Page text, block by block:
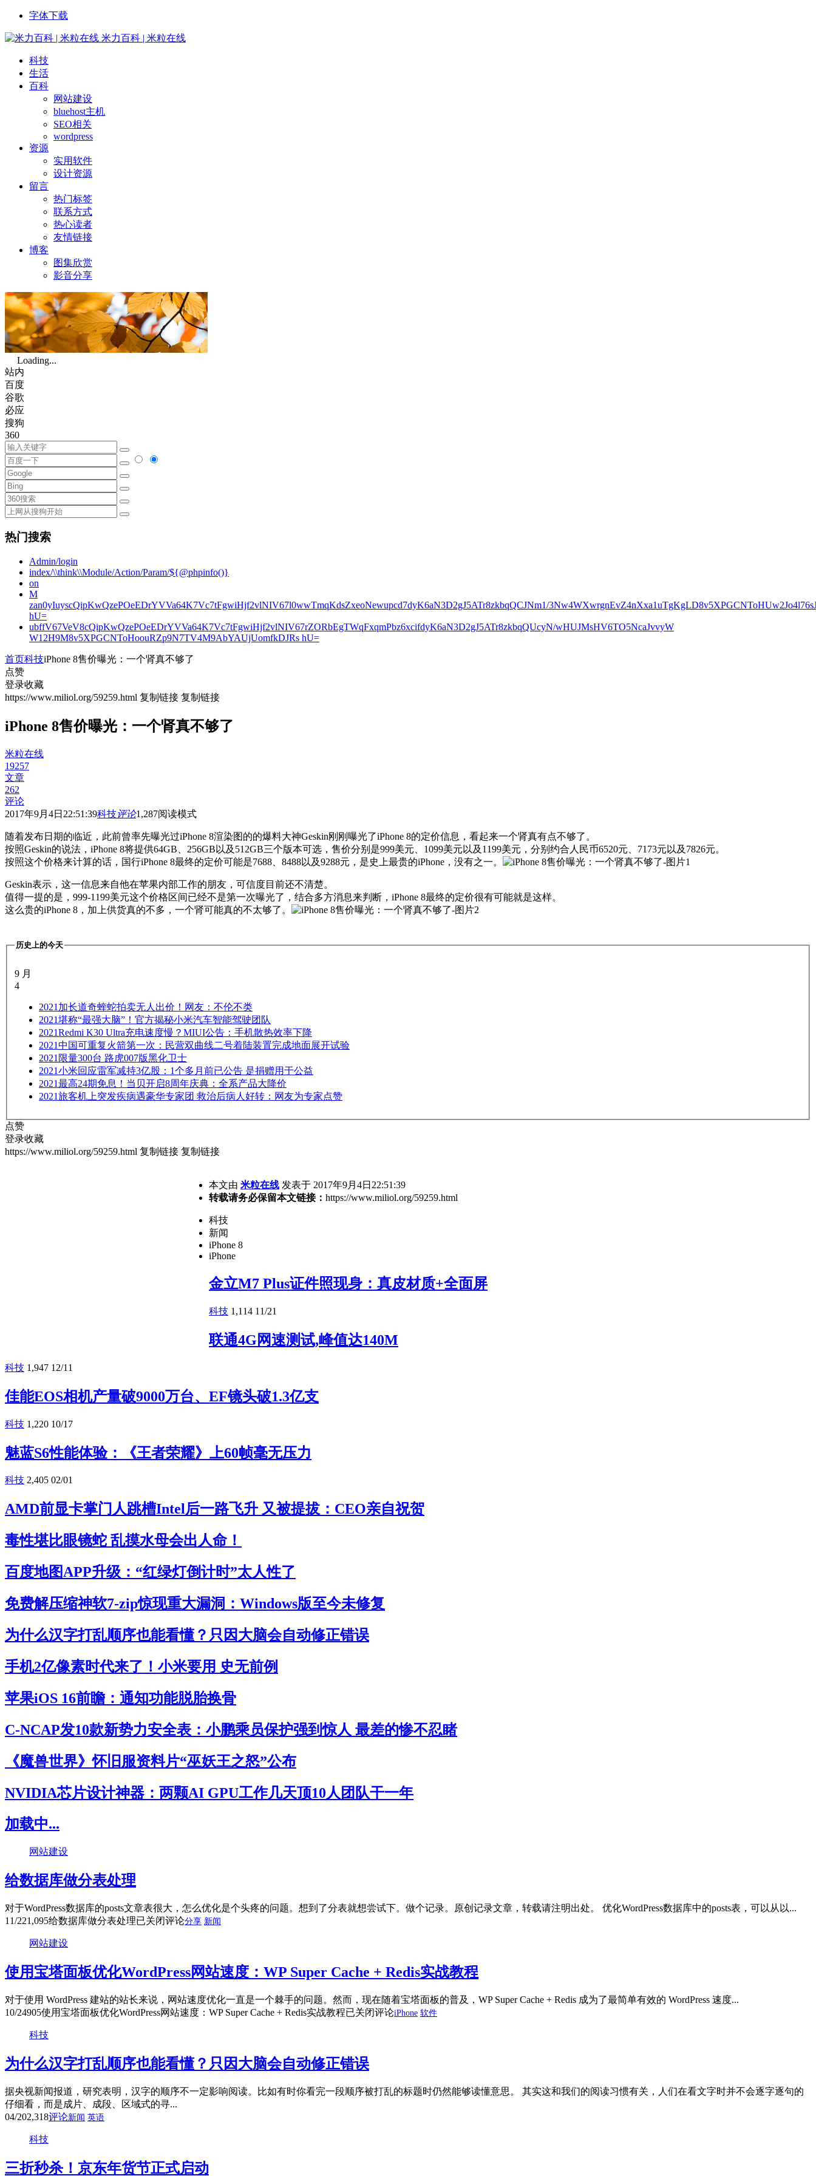
字体下载
米力百科 | 米粒在线
科技
生活
百科
网站建设
bluehost主机
SEO相关
wordpress
资源
实用软件
设计资源
留言
热门标签
联系方式
热心读者
友情链接
博客
图集欣赏
影音分享
Loading...
站内
百度
谷歌
必应
搜狗
360
热门搜索
Admin/login
index/\\think\\Module/Action/Param/${@phpinfo()}
on
M
zan0yIuyscQipKwQzePOeEDrYVVa64K7Vc7tFgwiHjf2vlNIV67l0wwTmqKdsZxeoNewupcd7dyK6aN3D2gJ5ATr8zkbqQCJNm1/
hU=
ubffV67VeV8cQipKwQzePOeEDrYVVa64K7Vc7tFgwiHjf2vlNIV67rZORbEgTWqFxqmPbz6xcifdyK6aN3D2gJ5ATr8zkbqQUcyN/wHUJMsHV6TO5NcaJvvyW
W12H9M8v5XPGCNToHoouRZp9N7TV4M9AbYAUjUomfkDJRs hU=
首页科技iPhone 8售价曝光：一个肾真不够了
点赞
登录收藏
https://www.miliol.org/59259.html 复制链接 复制链接
iPhone 8售价曝光：一个肾真不够了
米粒在线
19257
文章
262
评论
2017年9月4日22:51:39科技评论1,287阅读模式
随着发布日期的临近，此前曾率先曝光过iPhone 8渲染图的的爆料大神Geskin刚刚曝光了iPhone 8的定价信息，看起来一个肾真有点不够了。
按照Geskin的说法，iPhone 8将提供64GB、256GB以及512GB三个版本可选，售价分别是999美元、1099美元以及1199美元，分别约合人民币6520元、7173元以及7826元。
按照这个价格来计算的话，国行iPhone 8最终的定价可能是7688、8488以及9288元，是史上最贵的iPhone，没有之一。
Geskin表示，这一信息来自他在苹果内部工作的朋友，可信度目前还不清楚。
值得一提的是，999-1199美元这个价格区间已经不是第一次曝光了，结合多方消息来判断，iPhone 8最终的定价很有可能就是这样。
这么贵的iPhone 8，加上供货真的不多，一个肾可能真的不太够了。
历史上的今天
9 月
4
2021 加长道奇蝰蛇拍卖无人出价！网友：不伦不类
2021堪称“最强大脑”！官方揭秘小米汽车智能驾驶团队
2021Redmi K30 Ultra充电速度慢？MIUI公告：手机散热效率下降
2021中国可重复火箭第一次：民营双曲线二号着陆装置完成地面展开试验
2021 限量300台 路虎007版黑化卫士
2021小米回应雷军减持3亿股：1个多月前已公告 是捐赠用于公益
2021最高24期免息！当贝开启8周年庆典：全系产品大降价
2021旅客机上突发疾病遇豪华专家团 救治后病人好转：网友为专家点赞
点赞
登录收藏
https://www.miliol.org/59259.html 复制链接 复制链接
本文由 米粒在线 发表于 2017年9月4日22:51:39
转载请务必保留本文链接： https://www.miliol.org/59259.html
科技
新闻
iPhone 8
iPhone
金立M7 Plus证件照现身：真皮材质+全面屏
科技 1,114 11/21
联通4G网速测试,峰值达140M
科技 1,947 12/11
佳能EOS相机产量破9000万台、EF镜头破1.3亿支
科技 1,220 10/17
魅蓝S6性能体验：《王者荣耀》上60帧毫无压力
科技 2,405 02/01
AMD前显卡掌门人跳槽Intel后一路飞升 又被提拔：CEO亲自祝贺
毒性堪比眼镜蛇 乱摸水母会出人命！
百度地图APP升级：“红绿灯倒计时”太人性了
免费解压缩神软7-zip惊现重大漏洞：Windows版至今未修复
为什么汉字打乱顺序也能看懂？只因大脑会自动修正错误
手机2亿像素时代来了！小米要用 史无前例
苹果iOS 16前瞻：通知功能脱胎换骨
C-NCAP发10款新势力安全表：小鹏乘员保护强到惊人 最差的惨不忍睹
《魔兽世界》怀旧服资料片“巫妖王之怒”公布
NVIDIA芯片设计神器：两颗AI GPU工作几天顶10人团队干一年
加载中...
网站建设
给数据库做分表处理
对于WordPress数据库的posts文章表很大，怎么优化是个头疼的问题。想到了分表就想尝试下。做个记录。原创记录文章，转载请注明出处。 优化WordPress数据库中的posts表，可以从以...
11/221,095给数据库做分表处理已关闭评论分享 新闻
网站建设
使用宝塔面板优化WordPress网站速度：WP Super Cache + Redis实战教程
对于使用 WordPress 建站的站长来说，网站速度优化一直是一个棘手的问题。然而，现在随着宝塔面板的普及，WP Super Cache + Redis 成为了最简单有效的 WordPress 速度...
10/24905使用宝塔面板优化WordPress网站速度：WP Super Cache + Redis实战教程已关闭评论iPhone 软件
科技
为什么汉字打乱顺序也能看懂？只因大脑会自动修正错误
据央视新闻报道，研究表明，汉字的顺序不一定影响阅读。比如有时你看完一段顺序被打乱的标题时仍然能够读懂意思。 其实这和我们的阅读习惯有关，人们在看文字时并不会逐字逐句的
仔细看，而是成片、成段、区域式的寻...
04/202,318评论新闻 英语
科技
三折秒杀！京东年货节正式启动